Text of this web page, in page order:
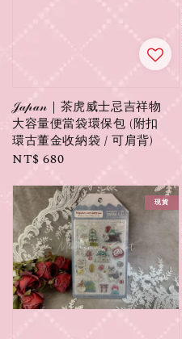
𝒥𝒶𝓅𝒶𝓃｜茶虎威士忌吉祥物
大容量便當袋環保包 (附扣
環古董金收納袋 / 可肩背)
Regular
NT$ 680
現貨